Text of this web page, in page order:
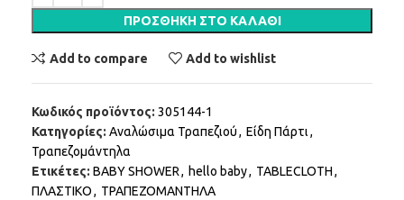
ΠΡΟΣΘΉΚΗ ΣΤΟ ΚΑΛΆΘΙ
Add to compare Add to wishlist
Κωδικός προϊόντος: 305144-1
Κατηγορίες: Αναλώσιμα Τραπεζιού, Είδη Πάρτι,
Τραπεζομάντηλα
Ετικέτες: BABY SHOWER, hello baby, TABLECLOTH,
ΠΛΑΣΤΙΚΟ, ΤΡΑΠΕΖΟΜΑΝΤΗΛΑ